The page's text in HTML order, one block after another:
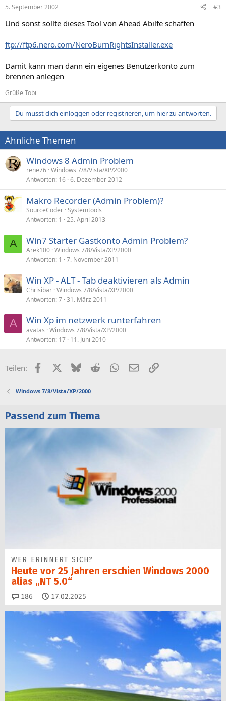
5. September 2002 #3
Und sonst sollte dieses Tool von Ahead Abilfe schaffen
ftp://ftp6.nero.com/NeroBurnRightsInstaller.exe
Damit kann man dann ein eigenes Benutzerkonto zum
brennen anlegen
Grüße Tobi
Du musst dich einloggen oder registrieren, um hier zu antworten.
Ähnliche Themen
Windows 8 Admin Problem
rene76 Windows 7/8/Vista/XP/2000
Antworten 16 6. Dezember 2012
Makro Recorder (Admin Problem)?
SourceCoder Systemtools
Antworten 1 25. April 2013
A Win7 Starter Gastkonto Admin Problem?
Arek100 Windows 7/8/Vista/XP/2000
Antworten 1 7. November 2011
Win XP - ALT - Tab deaktivieren als Admin
Chrisibär Windows 7/8/Vista/XP/2000
Antworten 7 31. März 2011
A Win Xp im netzwerk runterfahren
avatas Windows 7/8/Vista/XP/2000
Antworten 17 11. Juni 2010
Teilen: FacebookX (Twitter)
BlueskyRedditWhatsApp
E-MailLink
Windows 7/8/Vista/XP/2000
Passend zum Thema
WER ERINNERT SICH?
Heute vor 25 Jahren erschien Windows 2000
alias „NT 5.0“
186 Kommentare
17.02.2025